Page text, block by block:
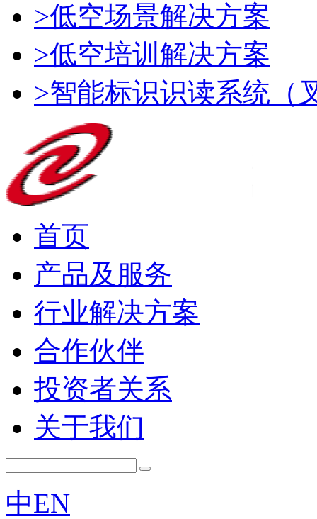
>低空场景解决方案
>低空培训解决方案
>智能标识识读系统（
首页
产品及服务
行业解决方案
合作伙伴
投资者关系
关于我们
中EN